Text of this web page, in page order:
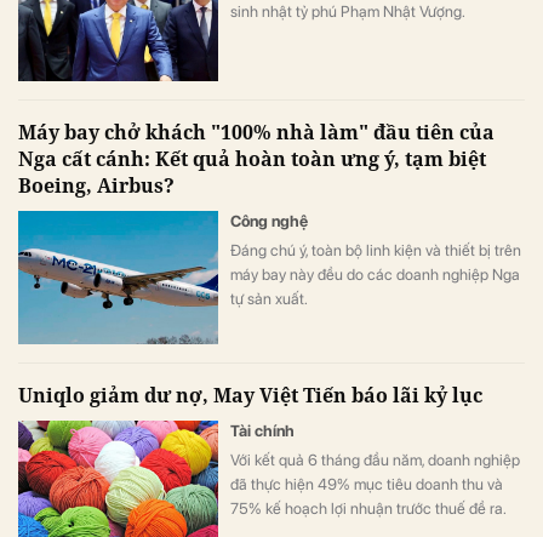
sinh nhật tỷ phú Phạm Nhật Vượng.
Máy bay chở khách "100% nhà làm" đầu tiên của
Nga cất cánh: Kết quả hoàn toàn ưng ý, tạm biệt
Boeing, Airbus?
Công nghệ
Đáng chú ý, toàn bộ linh kiện và thiết bị trên
máy bay này đều do các doanh nghiệp Nga
tự sản xuất.
Uniqlo giảm dư nợ, May Việt Tiến báo lãi kỷ lục
Tài chính
Với kết quả 6 tháng đầu năm, doanh nghiệp
đã thực hiện 49% mục tiêu doanh thu và
75% kế hoạch lợi nhuận trước thuế đề ra.